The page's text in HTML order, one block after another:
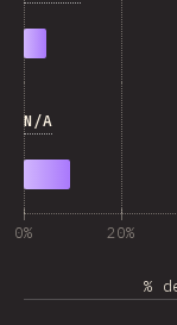
N/A
0% 20%
%